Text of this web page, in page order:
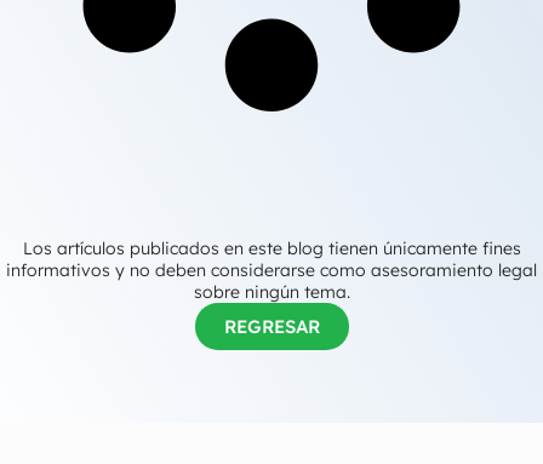
Los artículos publicados en este blog tienen únicamente fines
informativos y no deben considerarse como asesoramiento legal
sobre ningún tema.
REGRESAR